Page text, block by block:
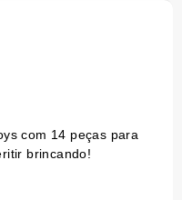
com 14 peças para
brincando!